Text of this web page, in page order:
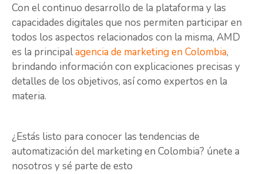
Con el continuo desarrollo de la plataforma y las
capacidades digitales que nos permiten participar en
todos los aspectos relacionados con la misma, AMD
es la principalagencia de marketing en Colombia,
brindando información con explicaciones precisas y
detalles de los objetivos, así como expertos en la
materia.
¿Estás listo para conocer las tendencias de
automatización del marketing en Colombia? únete a
nosotros y sé parte de esto